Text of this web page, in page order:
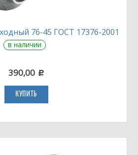
76-45 ГОСТ 17376-2001
в наличии
390,00 c
КУПИТЬ